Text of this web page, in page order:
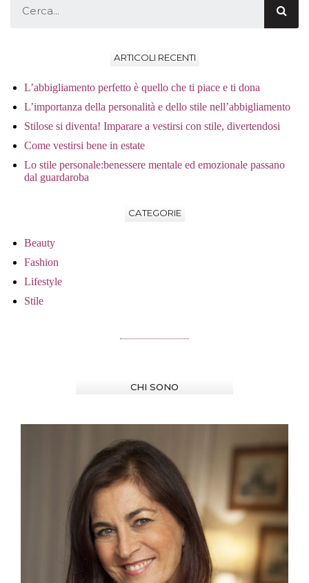
ARTICOLI RECENTI
L’abbigliamento perfetto è quello che ti piace e ti dona
L’importanza della personalità e dello stile nell’abbigliamento
Stilose si diventa! Imparare a vestirsi con stile, divertendosi
Come vestirsi bene in estate
Lo stile personale:benessere mentale ed emozionale passano
dal guardaroba
CATEGORIE
Beauty
Fashion
Lifestyle
Stile
CHI SONO